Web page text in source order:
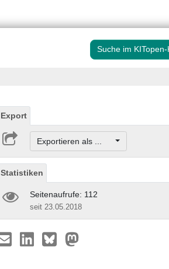
Suche im KITopen-
Export
Exportieren als ...
Statistiken
Seitenaufrufe: 112
seit 23.05.2018